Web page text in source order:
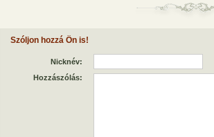
Szóljon hozzá Ön is!
Nicknév:
Hozzászólás: